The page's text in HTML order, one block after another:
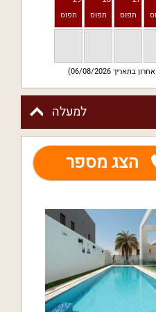
בתאריך 06/08/2026)
למעלה
הצג מספר